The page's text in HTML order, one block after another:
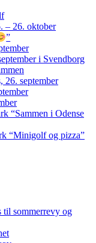
– 26. oktober
”
i Svendborg
26. september
“Sammen i Odense
“Minigolf og pizza”
til sommerrevy og